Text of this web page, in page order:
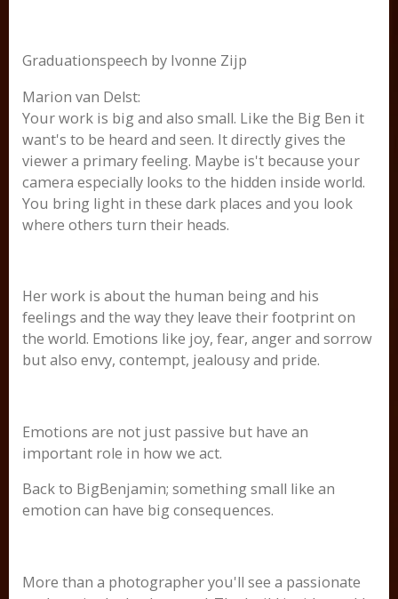
Graduationspeech by Ivonne Zijp
Marion van Delst:
Your work is big and also small. Like the Big Ben it
want's to be heard and seen. It directly gives the
viewer a primary feeling. Maybe is't because your
camera especially looks to the hidden inside world.
You bring light in these dark places and you look
where others turn their heads.
Her work is about the human being and his
feelings and the way they leave their footprint on
the world. Emotions like joy, fear, anger and sorrow
but also envy, contempt, jealousy and pride.
Emotions are not just passive but have an
important role in how we act.
Back to BigBenjamin; something small like an
emotion can have big consequences.
More than a photographer you'll see a passionate